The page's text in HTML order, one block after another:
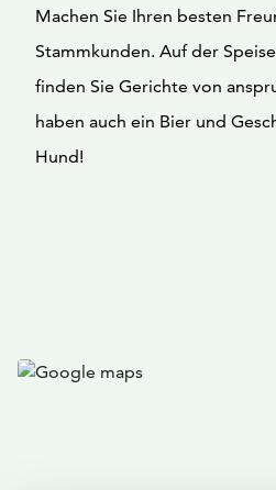
Machen Sie Ihren besten
Stammkunden. Auf der
finden Sie Gerichte von
haben auch ein Bier und
Hund!